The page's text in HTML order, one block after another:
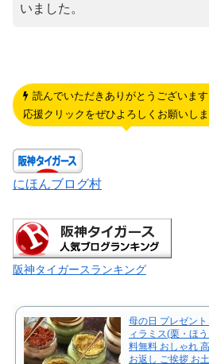
いました。
読んでいただきありがとうございます
応援クリックをぜひよろしくお願いしま
にほんブログ村
阪神タイガースランキング
母の日 プレゼン
ィラミス(栗・ほ
料無料 おしゃれ
お返し ご挨拶 お